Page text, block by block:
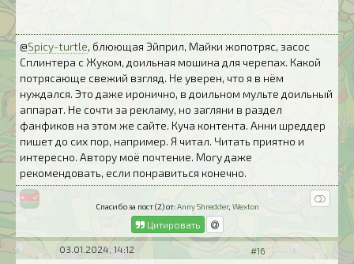
@Spicy-turtle, блюющая Эйприл, Майки жопотряс, засос
Сплинтера с Жуком, доильная мошина для черепах. Какой
потрясающе свежий взгляд. Не уверен, что я в нём
нуждался. Это даже иронично, в доильном мульте доильный
аппарат. Не сочти за рекламу, но загляни в раздел
фанфиков на этом же сайте. Куча контента. Анни шреддер
пишет до сих пор, например. Я читал. Читать приятно и
интересно. Автору моё почтение. Могу даже
рекомендовать, если понравиться конечно.
Спасибо за пост (2) от: Anny Shredder, Wexton
Цитировать
03.01.2024, 14:12 #16